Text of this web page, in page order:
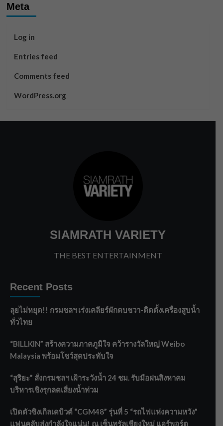
Meta
Log in
Entries feed
Comments feed
WordPress.org
SIAMRATH VARIETY
THE BEST ENTERTAINMENT
Recent Posts
ลุยไม่หยุด!! กรมชลฯ เร่งเคลียร์ผักตบชวา-ติดตั้งเครื่องสูบน้ำ
ทั่วไทย
“BILLKIN” สร้างความภาคภูมิใจ คว้ารางวัลใหญ่ Weibo
Malaysia พร้อมโชว์สุดประทับใจ
“สุริยะ” สั่งกรมชลฯ เฝ้าระวังน้ำ 24 ชม. รับมือฝนสิงหาคม
บริหารเชิงรุกลดเสี่ยงน้ำท่วม
เปิดตัวซิงเกิลเดบิวต์ “CGM48” รุ่นที่ 5 “รถไฟแห่งความหวัง”
แฟนคลับส่งกำลังใจแน่น! ณ เซ็นทรัลเชียงใหม่ แอร์พอร์ต